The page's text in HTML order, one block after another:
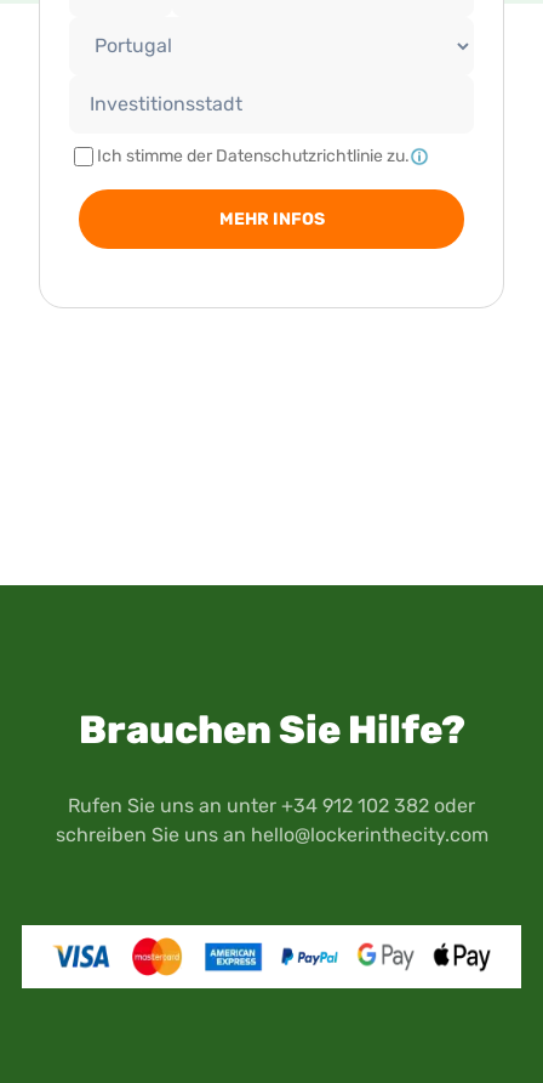
Ich stimme der Datenschutzrichtlinie zu.
MEHR INFOS
Brauchen Sie Hilfe?
Rufen Sie uns an unter +34 912 102 382 oder
schreiben Sie uns an hello@lockerinthecity.com